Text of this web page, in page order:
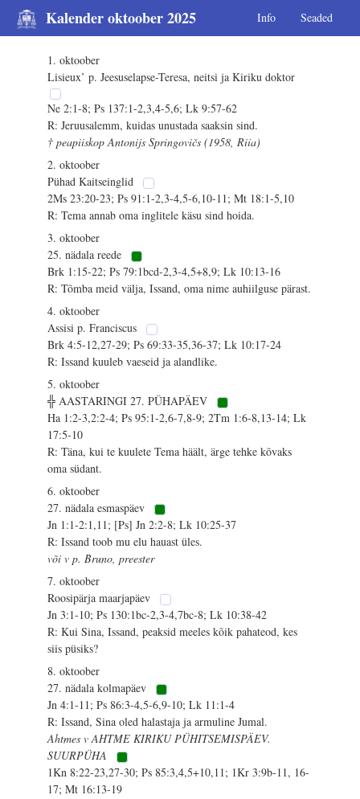
Kalender oktoober 2025 Info Seaded
1. oktoober
Lisieux’ p. Jeesuselapse-Teresa, neitsi ja Kiriku doktor
Ne 2:1-8; Ps 137:1-2,3,4-5,6; Lk 9:57-62
R: Jeruusalemm, kuidas unustada saaksin sind.
† peapiiskop Antonijs Springovičs (1958, Riia)
2. oktoober
Pühad Kaitseinglid
2Ms 23:20-23; Ps 91:1-2,3-4,5-6,10-11; Mt 18:1-5,10
R: Tema annab oma inglitele käsu sind hoida.
3. oktoober
25. nädala reede
Brk 1:15-22; Ps 79:1bcd-2,3-4,5+8,9; Lk 10:13-16
R: Tõmba meid välja, Issand, oma nime auhiilguse pärast.
4. oktoober
Assisi p. Franciscus
Brk 4:5-12,27-29; Ps 69:33-35,36-37; Lk 10:17-24
R: Issand kuuleb vaeseid ja alandlike.
5. oktoober
╬ AASTARINGI 27. PÜHAPÄEV
Ha 1:2-3,2:2-4; Ps 95:1-2,6-7,8-9; 2Tm 1:6-8,13-14; Lk
17:5-10
R: Täna, kui te kuulete Tema häält, ärge tehke kõvaks
oma südant.
6. oktoober
27. nädala esmaspäev
Jn 1:1-2:1,11; [Ps] Jn 2:2-8; Lk 10:25-37
R: Issand toob mu elu hauast üles.
või v p. Bruno, preester
7. oktoober
Roosipärja maarjapäev
Jn 3:1-10; Ps 130:1bc-2,3-4,7bc-8; Lk 10:38-42
R: Kui Sina, Issand, peaksid meeles kõik pahateod, kes
siis püsiks?
8. oktoober
27. nädala kolmapäev
Jn 4:1-11; Ps 86:3-4,5-6,9-10; Lk 11:1-4
R: Issand, Sina oled halastaja ja armuline Jumal.
Ahtmes v AHTME KIRIKU PÜHITSEMISPÄEV.
SUURPÜHA
1Kn 8:22-23,27-30; Ps 85:3,4,5+10,11; 1Kr 3:9b-11, 16-
17; Mt 16:13-19